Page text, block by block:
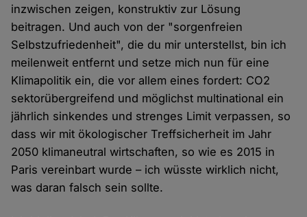
inzwischen zeigen, konstruktiv zur Lösung
beitragen. Und auch von der "sorgenfreien
Selbstzufriedenheit", die du mir unterstellst, bin ich
meilenweit entfernt und setze mich nun für eine
Klimapolitik ein, die vor allem eines fordert: CO2
sektorübergreifend und möglichst multinational ein
jährlich sinkendes und strenges Limit verpassen, so
dass wir mit ökologischer Treffsicherheit im Jahr
2050 klimaneutral wirtschaften, so wie es 2015 in
Paris vereinbart wurde – ich wüsste wirklich nicht,
was daran falsch sein sollte.